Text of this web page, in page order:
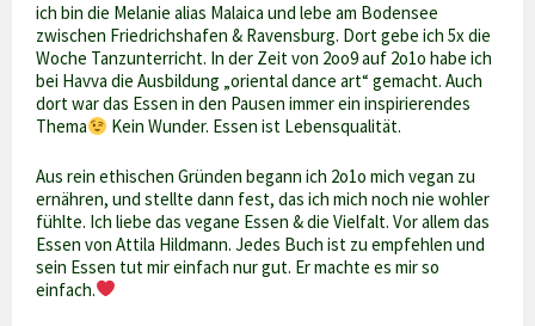
ich bin die Melanie alias Malaica und lebe am Bodensee
zwischen Friedrichshafen & Ravensburg. Dort gebe ich 5x die
Woche Tanzunterricht. In der Zeit von 2oo9 auf 2o1o habe ich
bei Havva die Ausbildung „oriental dance art“ gemacht. Auch
dort war das Essen in den Pausen immer ein inspirierendes
Thema
Kein Wunder. Essen ist Lebensqualität.
Aus rein ethischen Gründen begann ich 2o1o mich vegan zu
ernähren, und stellte dann fest, das ich mich noch nie wohler
fühlte. Ich liebe das vegane Essen & die Vielfalt. Vor allem das
Essen von Attila Hildmann. Jedes Buch ist zu empfehlen und
sein Essen tut mir einfach nur gut. Er machte es mir so
einfach.